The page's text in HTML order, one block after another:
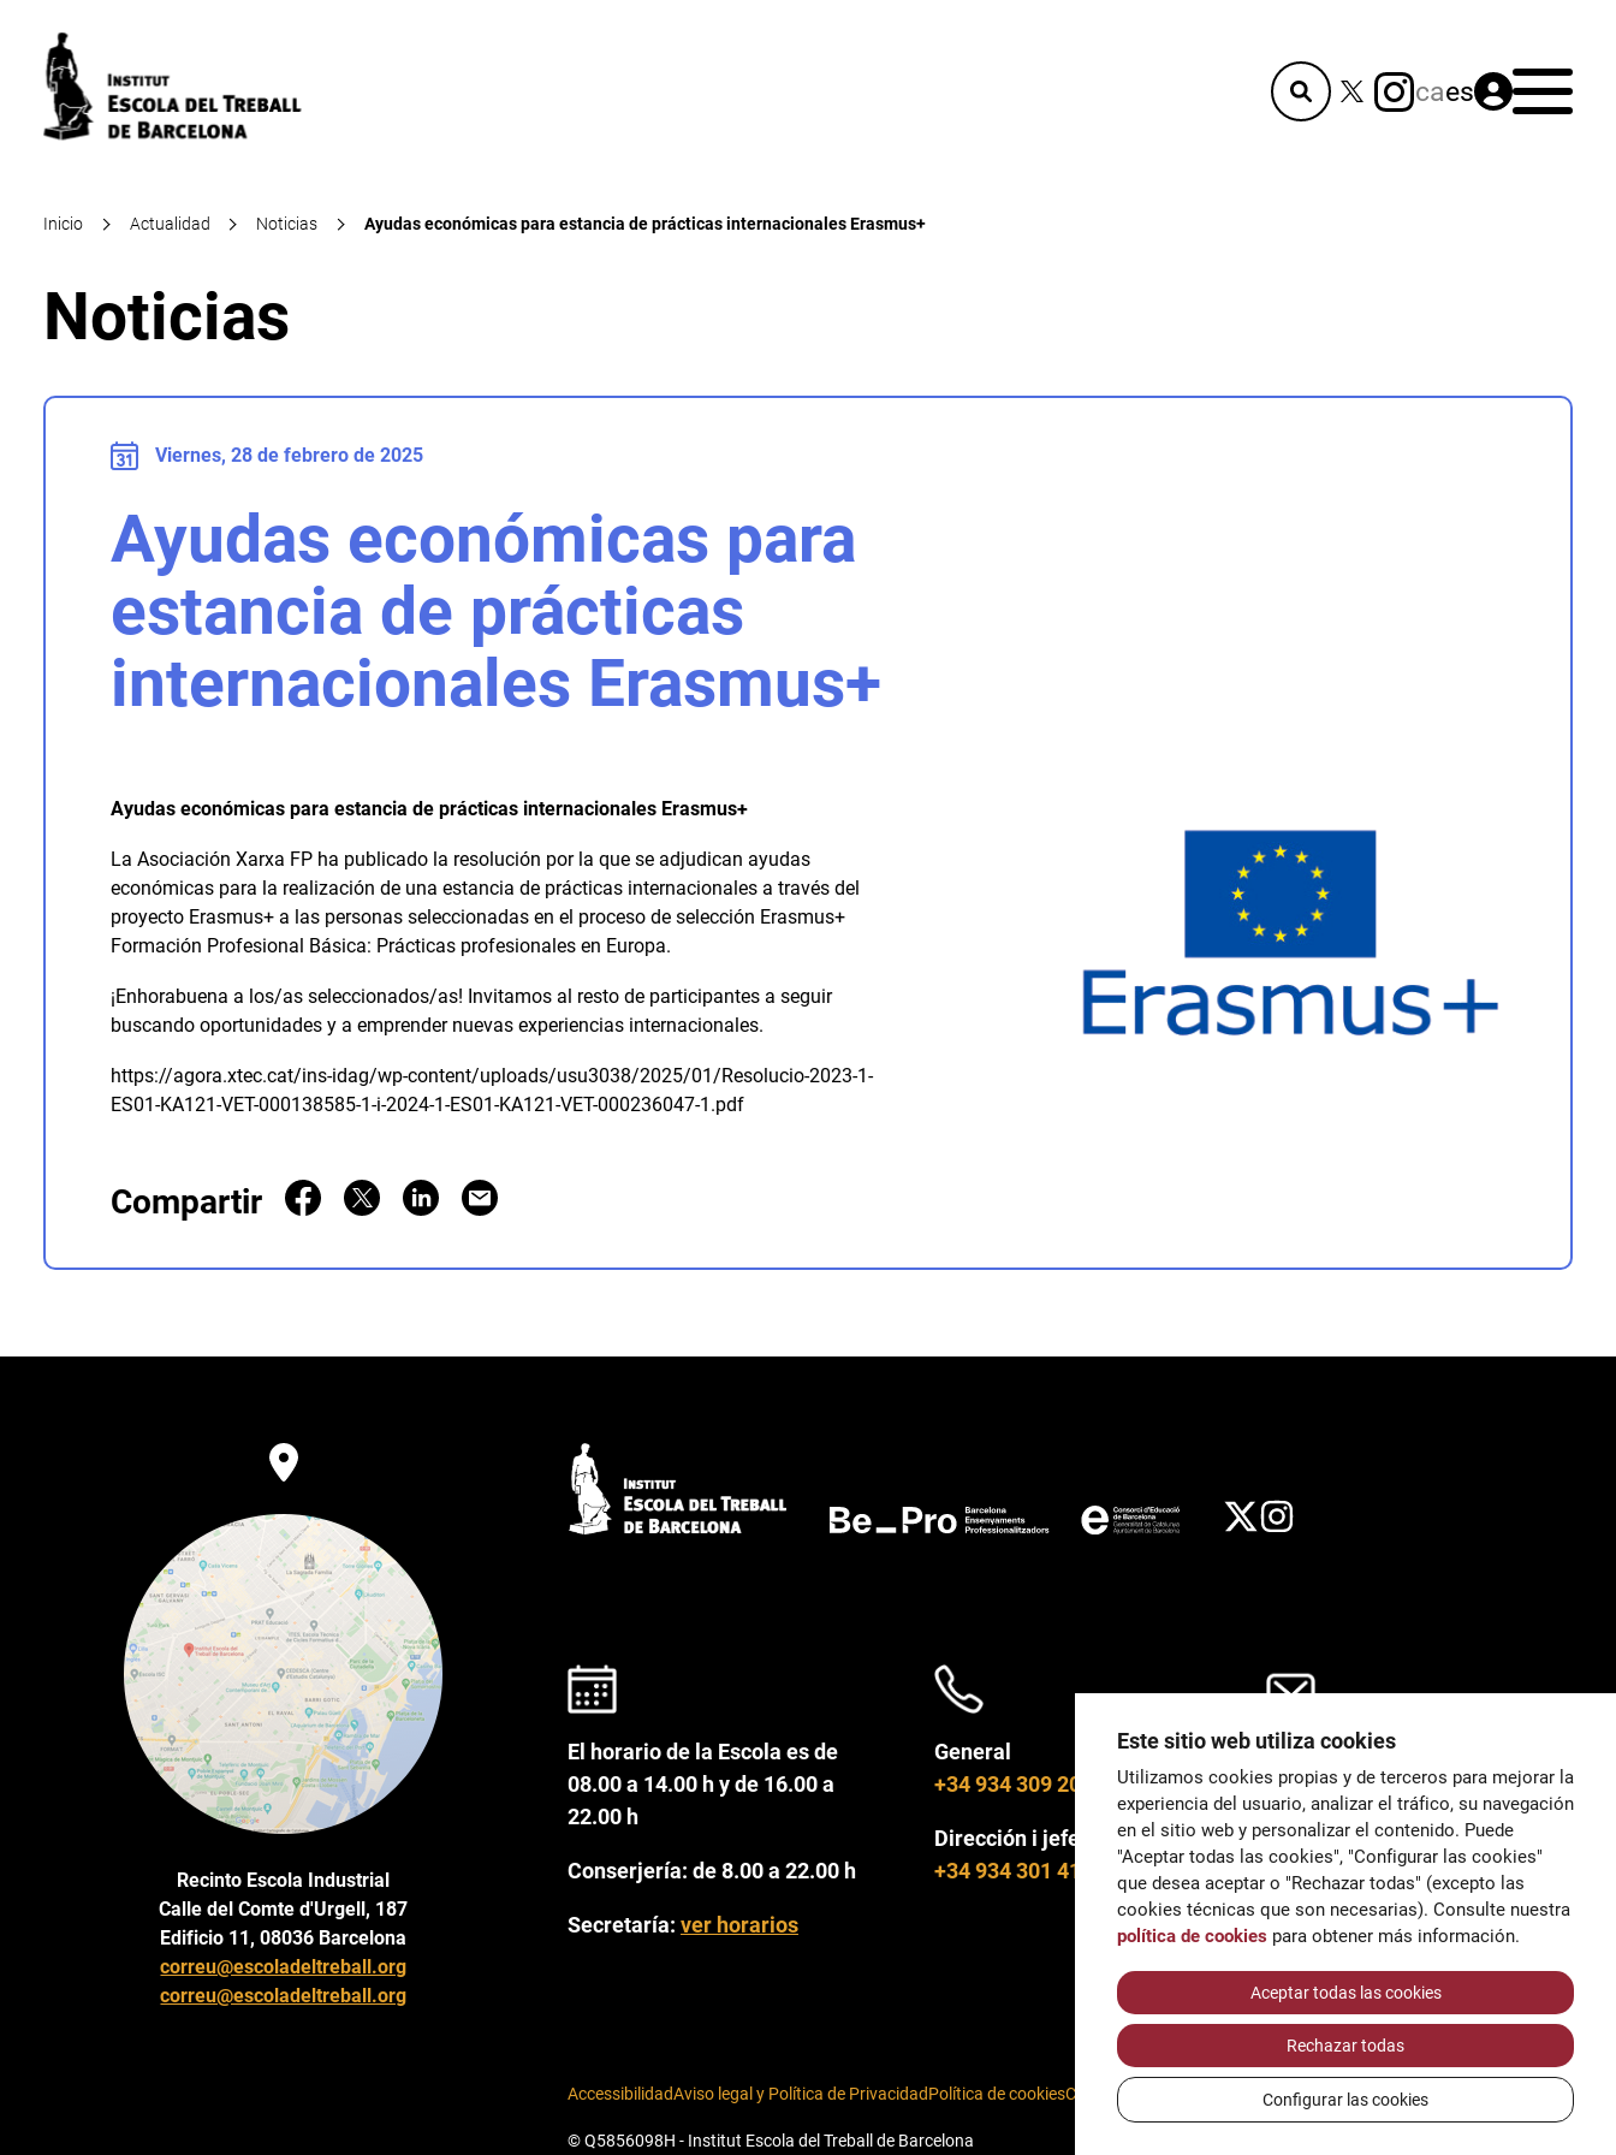
caes Menú
Inicio Actualidad Noticias Ayudas económicas para estancia de prácticas internacionales Erasmus+
Noticias
Viernes, 28 de febrero de 2025
Ayudas económicas para
estancia de prácticas
internacionales Erasmus+
Ayudas económicas para estancia de prácticas internacionales Erasmus+
La Asociación Xarxa FP ha publicado la resolución por la que se adjudican ayudas
económicas para la realización de una estancia de prácticas internacionales a través del
proyecto Erasmus+ a las personas seleccionadas en el proceso de selección Erasmus+
Formación Profesional Básica: Prácticas profesionales en Europa.
¡Enhorabuena a los/as seleccionados/as! Invitamos al resto de participantes a seguir
buscando oportunidades y a emprender nuevas experiencias internacionales.
https://agora.xtec.cat/ins-idag/wp-content/uploads/usu3038/2025/01/Resolucio-2023-1-
ES01-KA121-VET-000138585-1-i-2024-1-ES01-KA121-VET-000236047-1.pdf
Compartir
Recinto Escola Industrial
Calle del Comte d'Urgell, 187
Edificio 11, 08036 Barcelona
correu@escoladeltreball.org
correu@escoladeltreball.org
El horario de la Escola es de
08.00 a 14.00 h y de 16.00 a
22.00 h
Conserjería: de 8.00 a 22.00 h
Secretaría: ver horarios
General
+34 934 309 200
Dirección i jefes de estudio
+34 934 301 415
General
correu@escoladeltreball.org
Información
informacio@escoladeltreball.o
rg
AccessibilidadAviso legal y Política de PrivacidadPolítica de cookiesCréditos
© Q5856098H - Institut Escola del Treball de Barcelona
Este sitio web utiliza cookies
Utilizamos cookies propias y de terceros para mejorar la
experiencia del usuario, analizar el tráfico, su navegación
en el sitio web y personalizar el contenido. Puede
"Aceptar todas las cookies", "Configurar las cookies"
que desea aceptar o "Rechazar todas" (excepto las
cookies técnicas que son necesarias). Consulte nuestra
política de cookies para obtener más información.
Aceptar todas las cookies
Rechazar todas
Configurar las cookies